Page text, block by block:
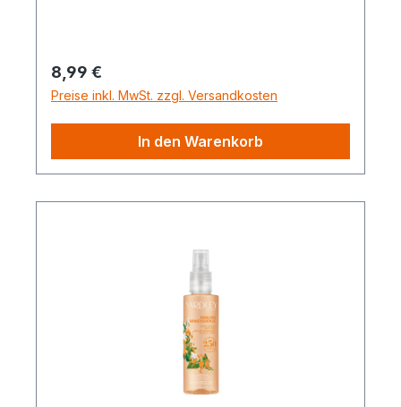
Regulärer Preis:
8,99 €
Preise inkl. MwSt. zzgl. Versandkosten
In den Warenkorb